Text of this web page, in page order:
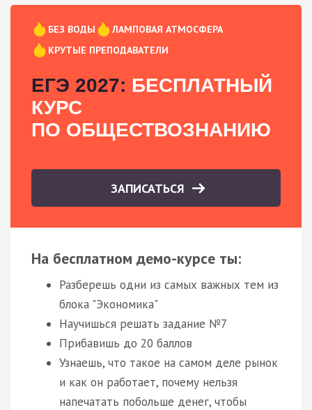
БЕЗ ВОДЫ
ЛАМПОВАЯ АТМОСФЕРА
КРУТЫЕ ПРЕПОДАВАТЕЛИ
ЕГЭ 2027: БЕСПЛАТНЫЙ
КУРС
ПО ОБЩЕСТВОЗНАНИЮ
ЗАПИСАТЬСЯ
На бесплатном демо-курсе ты:
Разберешь одни из самых важных тем из
блока "Экономика"
Научишься решать задание №7
Прибавишь до 20 баллов
Узнаешь, что такое на самом деле рынок
и как он работает, почему нельзя
напечатать побольше денег, чтобы